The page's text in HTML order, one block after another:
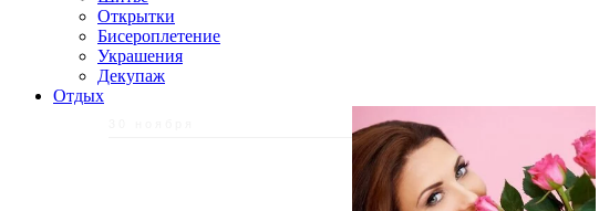
Открытки
Бисероплетение
Украшения
Декупаж
Отдых